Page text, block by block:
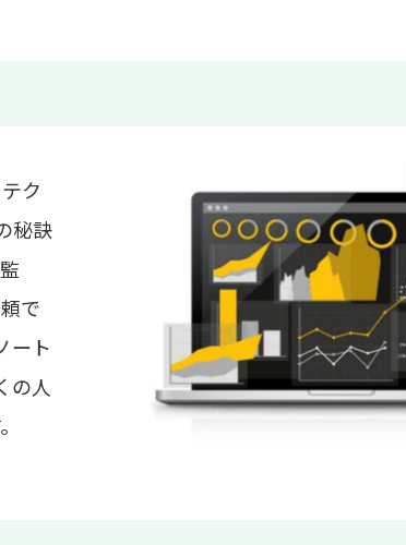
ク
秘訣
で
ート
の人